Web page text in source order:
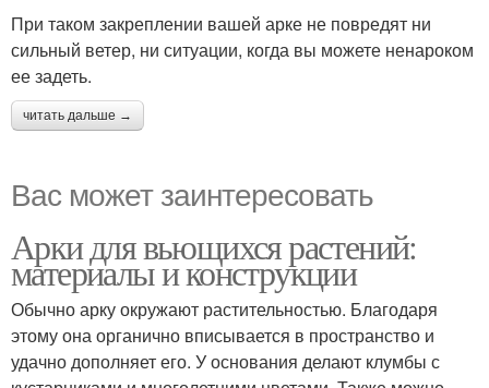
При таком закреплении вашей арке не повредят ни
сильный ветер, ни ситуации, когда вы можете ненароком
ее задеть.
читать дальше →
Вас может заинтересовать
Арки для вьющихся растений:
материалы и конструкции
Обычно арку окружают растительностью. Благодаря
этому она органично вписывается в пространство и
удачно дополняет его. У основания делают клумбы с